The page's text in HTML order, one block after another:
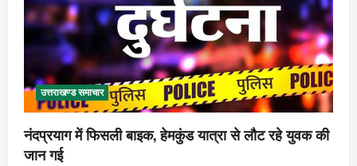
उत्तराखण्ड समाचार
नंदप्रयाग में फिसली बाइक, हेमकुंड यात्रा से लौट रहे युवक की
जान गई